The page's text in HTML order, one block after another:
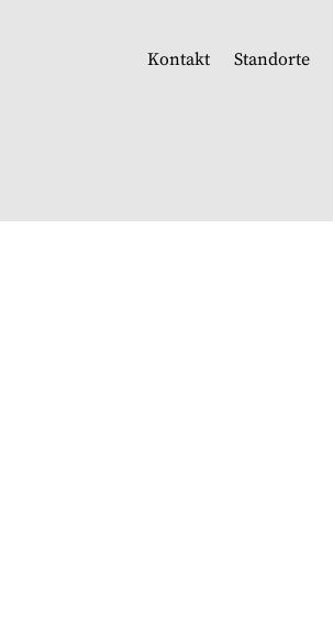
Kontakt Standorte